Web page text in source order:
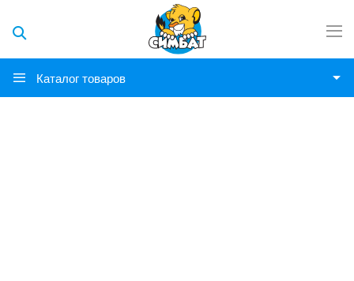
Каталог товаров